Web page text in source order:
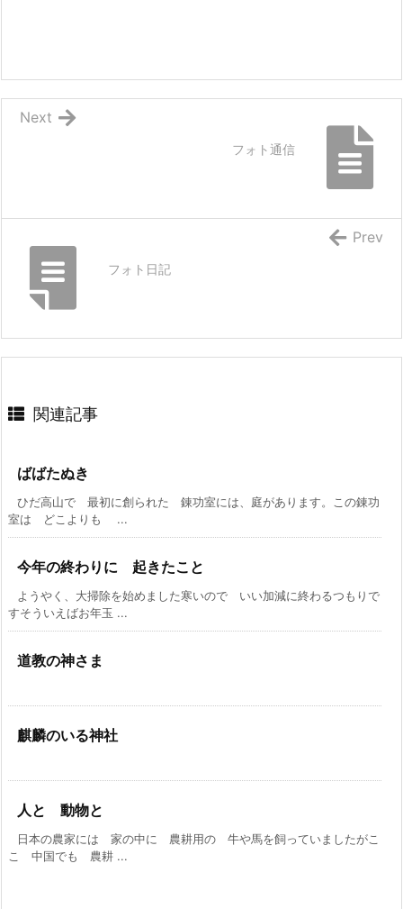
フォト通信
Next
フォト日記
Prev
関連記事
ばばたぬき
ひだ高山で 最初に創られた 錬功室には、庭があります。この錬功
室は どこよりも ...
今年の終わりに 起きたこと
ようやく、大掃除を始めました寒いので いい加減に終わるつもりで
すそういえばお年玉 ...
道教の神さま
麒麟のいる神社
人と 動物と
日本の農家には 家の中に 農耕用の 牛や馬を飼っていましたがこ
こ 中国でも 農耕 ...